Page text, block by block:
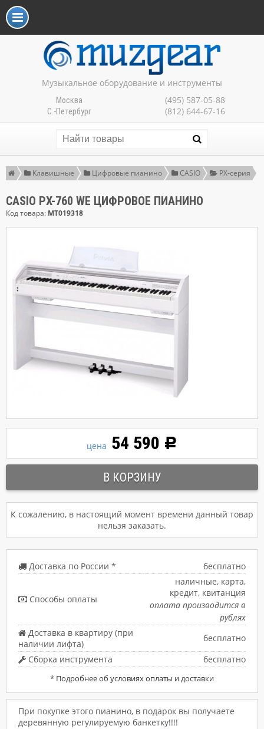
Музыкальное оборудование и инструменты
Москва (495) 587-05-88
С.-Петербург (812) 644-67-16
Клавишные Цифровые пианино CASIO PX-серия
CASIO PX-760 WE ЦИФРОВОЕ ПИАНИНО
Код товара: MT019318
цена 54 590 Р
К сожалению, в настоящий момент времени данный товар
нельзя заказать.
Доставка по России * бесплатно
Способы оплаты
наличные, карта,
кредит, квитанция
оплата производится в
рублях
Доставка в квартиру (при
наличии лифта)
бесплатно
Сборка инструмента
бесплатно
* Подробнее об условиях оплаты и доставки
При покупке этого пианино, в подарок вы получаете
деревянную регулируемую банкетку!!!!